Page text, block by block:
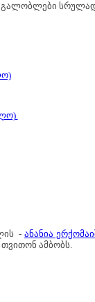
- ანანია
ამბობს.